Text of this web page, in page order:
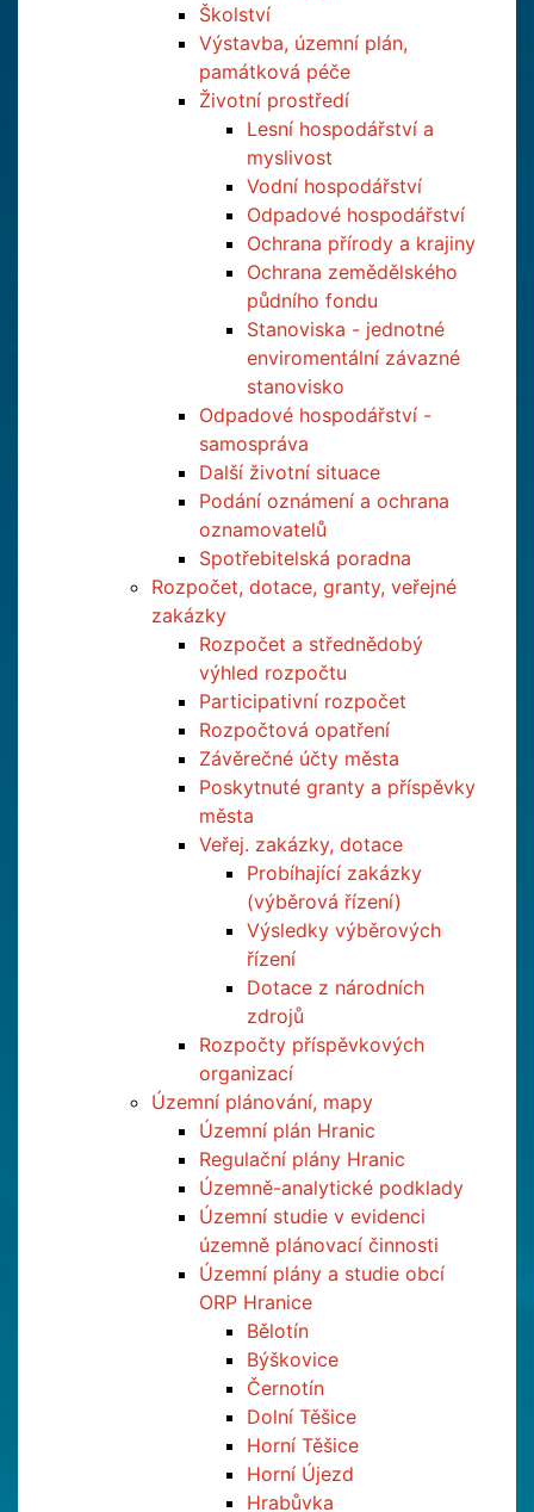
Školství
Výstavba, územní plán,
památková péče
Životní prostředí
Lesní hospodářství a
myslivost
Vodní hospodářství
Odpadové hospodářství
Ochrana přírody a krajiny
Ochrana zemědělského
půdního fondu
Stanoviska - jednotné
enviromentální závazné
stanovisko
Odpadové hospodářství -
samospráva
Další životní situace
Podání oznámení a ochrana
oznamovatelů
Spotřebitelská poradna
Rozpočet, dotace, granty, veřejné
zakázky
Rozpočet a střednědobý
výhled rozpočtu
Participativní rozpočet
Rozpočtová opatření
Závěrečné účty města
Poskytnuté granty a příspěvky
města
Veřej. zakázky, dotace
Probíhající zakázky
(výběrová řízení)
Výsledky výběrových
řízení
Dotace z národních
zdrojů
Rozpočty příspěvkových
organizací
Územní plánování, mapy
Územní plán Hranic
Regulační plány Hranic
Územně-analytické podklady
Územní studie v evidenci
územně plánovací činnosti
Územní plány a studie obcí
ORP Hranice
Bělotín
Býškovice
Černotín
Dolní Těšice
Horní Těšice
Horní Újezd
Hrabůvka